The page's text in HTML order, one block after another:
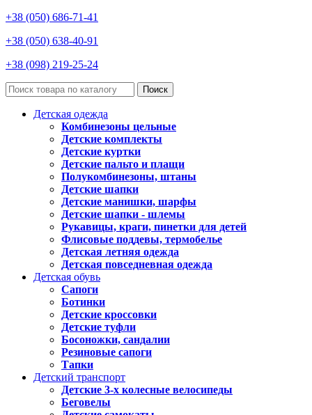
+38 (050) 686-71-41
+38 (050) 638-40-91
+38 (098) 219-25-24
Поиск
Детская одежда
Комбинезоны цельные
Детские комплекты
Детские куртки
Детские пальто и плащи
Полукомбинезоны, штаны
Детские шапки
Детские манишки, шарфы
Детские шапки - шлемы
Рукавицы, краги, пинетки для детей
Флисовые поддевы, термобелье
Детская летняя одежда
Детская повседневная одежда
Детская обувь
Сапоги
Ботинки
Детские кроссовки
Детские туфли
Босоножки, сандалии
Резиновые сапоги
Тапки
Детский транспорт
Детские 3-х колесные велосипеды
Беговелы